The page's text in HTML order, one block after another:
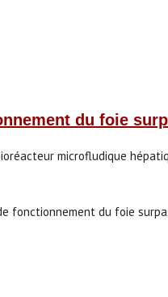
du foie
microfludique
fonctionnement du foie